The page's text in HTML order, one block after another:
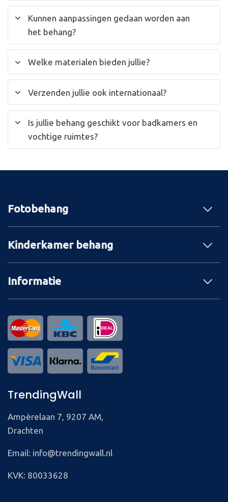
Kunnen aanpassingen gedaan worden aan
het behang?
Welke materialen bieden jullie?
Verzenden jullie ook internationaal?
Is jullie behang geschikt voor badkamers en
vochtige ruimtes?
Fotobehang
Kinderkamer behang
Informatie
TrendingWall
Ampèrelaan 7, 9207 AM,
Drachten
Email: info@trendingwall.nl
KVK: 80033628